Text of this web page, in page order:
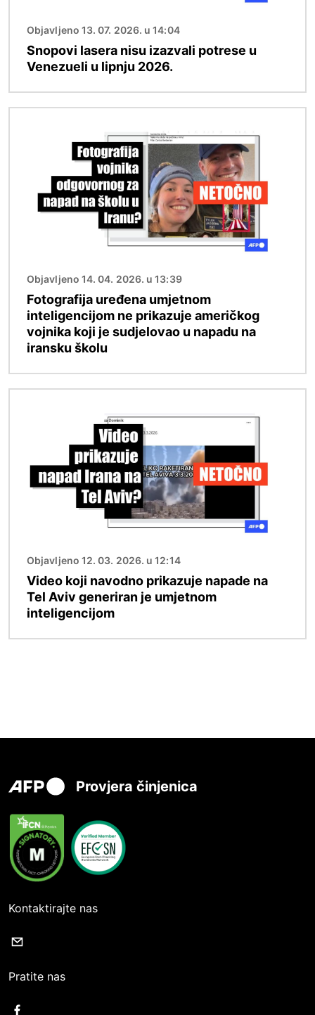
Objavljeno 13. 07. 2026. u 14:04
Snopovi lasera nisu izazvali potrese u
Venezueli u lipnju 2026.
Objavljeno 14. 04. 2026. u 13:39
Fotografija uređena umjetnom
inteligencijom ne prikazuje američkog
vojnika koji je sudjelovao u napadu na
iransku školu
Objavljeno 12. 03. 2026. u 12:14
Video koji navodno prikazuje napade na
Tel Aviv generiran je umjetnom
inteligencijom
Provjera činjenica
Kontaktirajte nas
Pratite nas